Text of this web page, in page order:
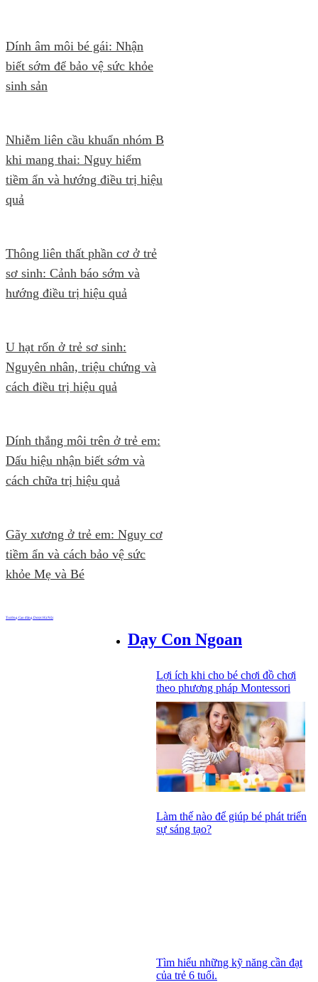
Dính âm môi bé gái: Nhận
biết sớm để bảo vệ sức khỏe
sinh sản
Nhiễm liên cầu khuẩn nhóm B
khi mang thai: Nguy hiểm
tiềm ẩn và hướng điều trị hiệu
quả
Thông liên thất phần cơ ở trẻ
sơ sinh: Cảnh báo sớm và
hướng điều trị hiệu quả
U hạt rốn ở trẻ sơ sinh:
Nguyên nhân, triệu chứng và
cách điều trị hiệu quả
Dính thắng môi trên ở trẻ em:
Dấu hiệu nhận biết sớm và
cách chữa trị hiệu quả
Gãy xương ở trẻ em: Nguy cơ
tiềm ẩn và cách bảo vệ sức
khỏe Mẹ và Bé
Dạy Con Ngoan
Lợi ích khi cho bé chơi đồ chơi
theo phương pháp Montessori
Làm thế nào để giúp bé phát triển
sự sáng tạo?
Tìm hiểu những kỹ năng cần đạt
của trẻ 6 tuổi.
Trường Cao đẳng Dược Hà Nội